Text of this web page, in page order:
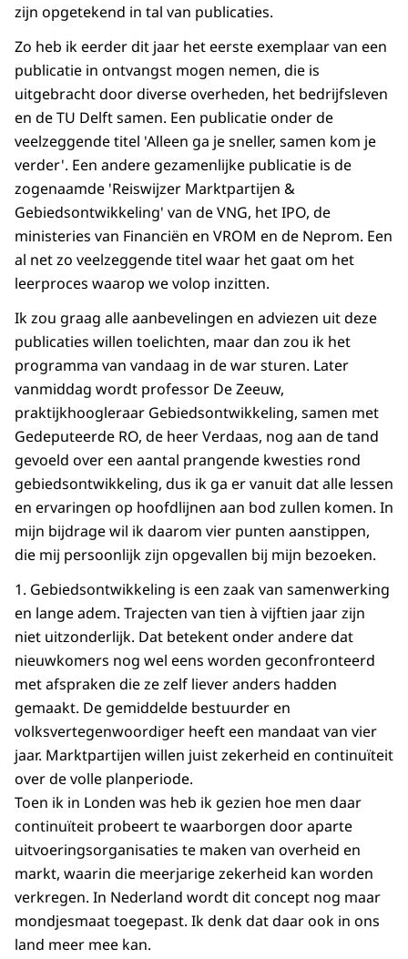
zijn opgetekend in tal van publicaties.
Zo heb ik eerder dit jaar het eerste exemplaar van een
publicatie in ontvangst mogen nemen, die is
uitgebracht door diverse overheden, het bedrijfsleven
en de TU Delft samen. Een publicatie onder de
veelzeggende titel 'Alleen ga je sneller, samen kom je
verder'. Een andere gezamenlijke publicatie is de
zogenaamde 'Reiswijzer Marktpartijen &
Gebiedsontwikkeling' van de VNG, het IPO, de
ministeries van Financiën en VROM en de Neprom. Een
al net zo veelzeggende titel waar het gaat om het
leerproces waarop we volop inzitten.
Ik zou graag alle aanbevelingen en adviezen uit deze
publicaties willen toelichten, maar dan zou ik het
programma van vandaag in de war sturen. Later
vanmiddag wordt professor De Zeeuw,
praktijkhoogleraar Gebiedsontwikkeling, samen met
Gedeputeerde RO, de heer Verdaas, nog aan de tand
gevoeld over een aantal prangende kwesties rond
gebiedsontwikkeling, dus ik ga er vanuit dat alle lessen
en ervaringen op hoofdlijnen aan bod zullen komen. In
mijn bijdrage wil ik daarom vier punten aanstippen,
die mij persoonlijk zijn opgevallen bij mijn bezoeken.
1. Gebiedsontwikkeling is een zaak van samenwerking
en lange adem. Trajecten van tien à vijftien jaar zijn
niet uitzonderlijk. Dat betekent onder andere dat
nieuwkomers nog wel eens worden geconfronteerd
met afspraken die ze zelf liever anders hadden
gemaakt. De gemiddelde bestuurder en
volksvertegenwoordiger heeft een mandaat van vier
jaar. Marktpartijen willen juist zekerheid en continuïteit
over de volle planperiode.
Toen ik in Londen was heb ik gezien hoe men daar
continuïteit probeert te waarborgen door aparte
uitvoeringsorganisaties te maken van overheid en
markt, waarin die meerjarige zekerheid kan worden
verkregen. In Nederland wordt dit concept nog maar
mondjesmaat toegepast. Ik denk dat daar ook in ons
land meer mee kan.